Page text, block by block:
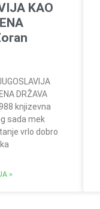
KAO
DRŽAVA
knjizevna
sada mek
vrlo dobro
»